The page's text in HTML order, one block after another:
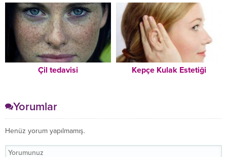
Çil tedavisi Kepçe Kulak Estetiği
Yorumlar
Henüz yorum yapılmamış.